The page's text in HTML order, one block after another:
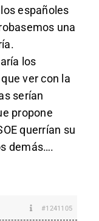
españoles
una
los
ver con la
serían
propone
querrían su
demás….
#1241105